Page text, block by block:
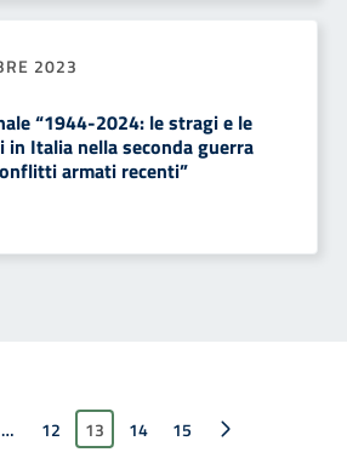
2023
“1944-2024: le stragi e le
in Italia nella seconda guerra
armati recenti”
… 12 13 14 15
Pagina successiva